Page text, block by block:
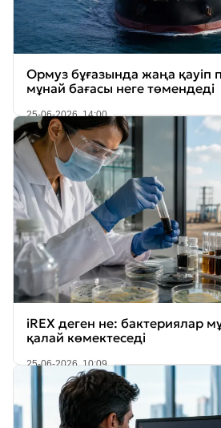
Ормуз бұғазында жаңа қауіп
мұнай бағасы неге төмендеді
25-06-2026, 14:00
iREX деген не: бактериялар
қалай көмектеседі
25-06-2026, 10:09